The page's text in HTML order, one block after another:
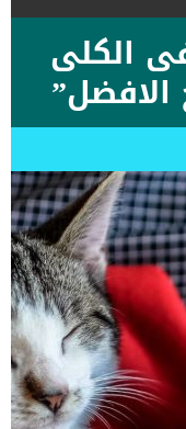
الكلى
الافضل”